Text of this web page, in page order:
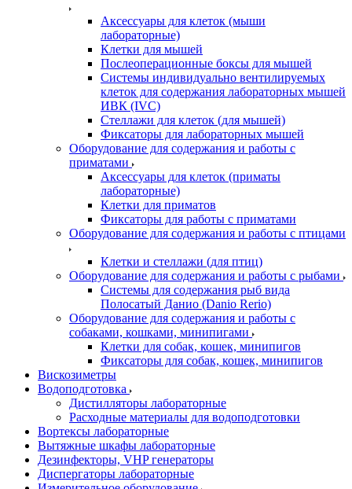
Аксессуары для клеток (мыши
лабораторные)
Клетки для мышей
Послеоперационные боксы для мышей
Системы индивидуально вентилируемых
клеток для содержания лабораторных мышей
ИВК (IVC)
Стеллажи для клеток (для мышей)
Фиксаторы для лабораторных мышей
Оборудование для содержания и работы с
приматами
Аксессуары для клеток (приматы
лабораторные)
Клетки для приматов
Фиксаторы для работы с приматами
Оборудование для содержания и работы с птицами
Клетки и стеллажи (для птиц)
Оборудование для содержания и работы с рыбами
Системы для содержания рыб вида
Полосатый Данио (Danio Rerio)
Оборудование для содержания и работы с
собаками, кошками, минипигами
Клетки для собак, кошек, минипигов
Фиксаторы для собак, кошек, минипигов
Вискозиметры
Водоподготовка
Дистилляторы лабораторные
Расходные материалы для водоподготовки
Вортексы лабораторные
Вытяжные шкафы лабораторные
Дезинфекторы, VHP генераторы
Диспергаторы лабораторные